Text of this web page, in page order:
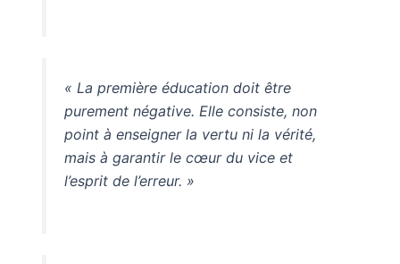
« La première éducation doit être
purement négative. Elle consiste, non
point à enseigner la vertu ni la vérité,
mais à garantir le cœur du vice et
l’esprit de l’erreur. »